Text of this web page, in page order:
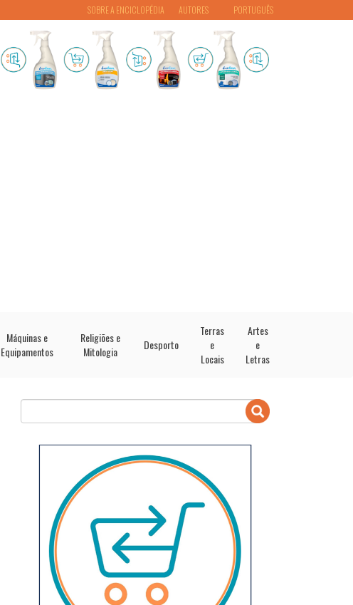
PORTUGUÊS
SOBRE A ENCICLOPÉDIA AUTORES
Máquinas e
Equipamentos
Religiões e
Mitologia
Desporto
Terras
e
Locais
Artes
e
Letras